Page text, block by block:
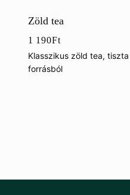
Zöld tea
1 190Ft
Klasszikus zöld tea, tiszta
forrásból